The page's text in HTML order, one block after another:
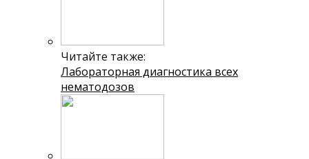
Читайте также:
Лабораторная диагностика всех
нематодозов